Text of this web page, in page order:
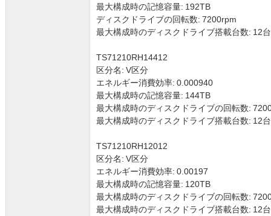
最大構成時の記憶容量: 192TB
ディスクドライブの回転数: 7200rpm
最大構成時のディスクドライブ搭載台数: 12
TS71210RH14412
区分名: V区分
エネルギー消費効率: 0.000940
最大構成時の記憶容量: 144TB
最大構成時のディスクドライブの回転数:
最大構成時のディスクドライブ搭載台数: 12
TS71210RH12012
区分名: V区分
エネルギー消費効率: 0.00197
最大構成時の記憶容量: 120TB
最大構成時のディスクドライブの回転数:
最大構成時のディスクドライブ搭載台数: 12